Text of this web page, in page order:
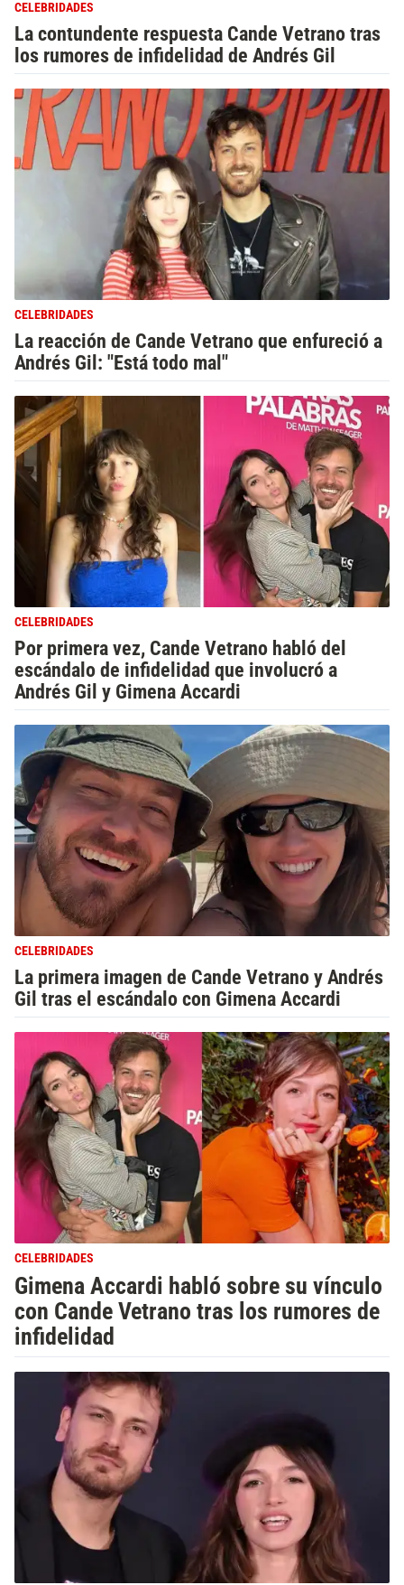
CELEBRIDADES
La contundente respuesta Cande Vetrano tras
los rumores de infidelidad de Andrés Gil
CELEBRIDADES
La reacción de Cande Vetrano que enfureció a
Andrés Gil: "Está todo mal"
CELEBRIDADES
Por primera vez, Cande Vetrano habló del
escándalo de infidelidad que involucró a
Andrés Gil y Gimena Accardi
CELEBRIDADES
La primera imagen de Cande Vetrano y Andrés
Gil tras el escándalo con Gimena Accardi
CELEBRIDADES
Gimena Accardi habló sobre su vínculo
con Cande Vetrano tras los rumores de
infidelidad